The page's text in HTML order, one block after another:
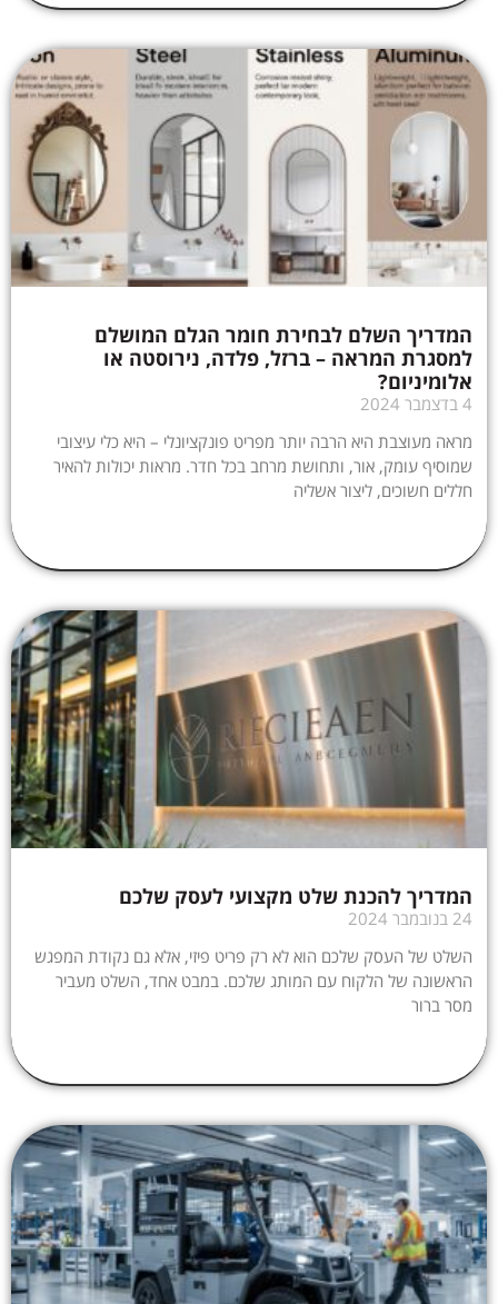
המדריך השלם לבחירת חומר הגלם המושלם
למסגרת המראה – ברזל, פלדה, נירוסטה או
אלומיניום?
4 בדצמבר 2024
מראה מעוצבת היא הרבה יותר מפריט פונקציונלי – היא כלי עיצובי
שמוסיף עומק, אור, ותחושת מרחב בכל חדר. מראות יכולות להאיר
חללים חשוכים, ליצור אשליה
המדריך להכנת שלט מקצועי לעסק שלכם
24 בנובמבר 2024
השלט של העסק שלכם הוא לא רק פריט פיזי, אלא גם נקודת המפגש
הראשונה של הלקוח עם המותג שלכם. במבט אחד, השלט מעביר
מסר ברור